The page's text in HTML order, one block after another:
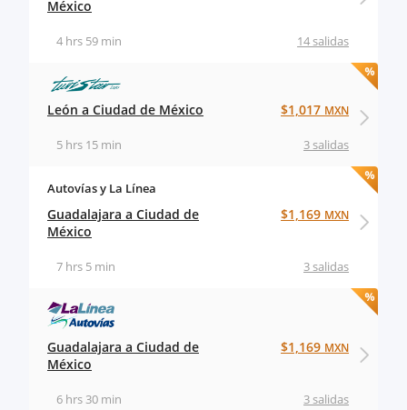
México
14 salidas
4 hrs 59 min
León a Ciudad de México
3 salidas
5 hrs 15 min
$1,017 MXN
Autovías y La Línea
Guadalajara a Ciudad de
México
3 salidas
7 hrs 5 min
$1,169 MXN
Guadalajara a Ciudad de
México
3 salidas
6 hrs 30 min
$1,169 MXN